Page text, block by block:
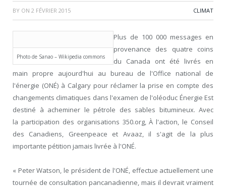
BY ON 2 FÉVRIER 2015 CLIMAT
Photo de Sanao – Wikipedia commons
Plus de 100 000 messages en
provenance des quatre coins
du Canada ont été livrés en
main propre aujourd'hui au bureau de l'Office national de
l'énergie (ONÉ) à Calgary pour réclamer la prise en compte des
changements climatiques dans l'examen de l'oléoduc Énergie Est
destiné à acheminer le pétrole des sables bitumineux. Avec
la participation des organisations 350.org, À l'action, le Conseil
des Canadiens, Greenpeace et Avaaz, il s'agit de la plus
importante pétition jamais livrée à l'ONÉ.
« Peter Watson, le président de l'ONÉ, effectue actuellement une
tournée de consultation pancanadienne, mais il devrait vraiment